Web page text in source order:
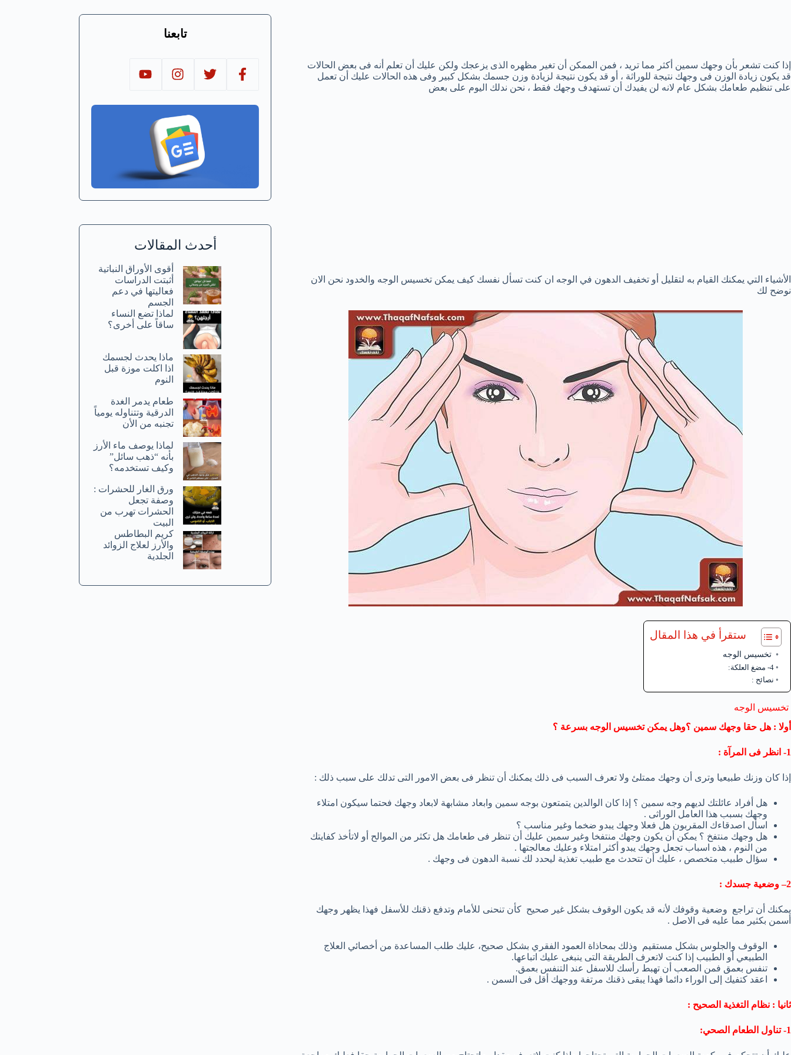
إذا كنت تشعر بأن وجهك سمين أكثر مما تريد ، فمن الممكن أن تغير مظهره الذى يزعجك ولكن عليك أن تعلم أنه فى بعض الحالات
قد يكون زيادة الوزن فى وجهك نتيجة للوراثة ، أو قد يكون نتيجة لزيادة وزن جسمك بشكل كبير وفى هذه الحالات عليك أن تعمل
على تنظيم طعامك بشكل عام لانه لن يفيدك أن تستهدف وجهك فقط ، نحن ندلك اليوم على بعض
الأشياء التي يمكنك القيام به لتقليل أو تخفيف الدهون في الوجه ان كنت تسأل نفسك كيف يمكن تخسيس الوجه والخدود نحن الان
نوضح لك
ستقرأ في هذا المقال
تخسيس الوجه
4- مضغ العلكة:
نصائح :
تخسيس الوجه
أولا : هل حقا وجهك سمين ؟وهل يمكن تخسيس الوجه بسرعة ؟
1- انظر فى المرآة :
إذا كان وزنك طبيعيا وترى أن وجهك ممتلئ ولا تعرف السبب فى ذلك يمكنك أن تنظر فى بعض الامور التى تدلك على سبب ذلك :
هل أفراد عائلتك لديهم وجه سمين ؟ إذا كان الوالدين يتمتعون بوجه سمين وابعاد مشابهة لابعاد وجهك فحتما سيكون امتلاء
وجهك بسبب هذا العامل الوراثى .
اسأل اصدقاءك المقربون هل فعلا وجهك يبدو ضخما وغير مناسب ؟
هل وجهك منتفخ ؟ يمكن أن يكون وجهك منتفخا وغير سمين عليك أن تنظر فى طعامك هل تكثر من الموالح أو لاتأخذ كفايتك
من النوم ، هذه اسباب تجعل وجهك يبدو أكثر امتلاء وعليك معالجتها .
سؤال طبيب متخصص ، عليك أن تتحدث مع طبيب تغذية ليحدد لك نسبة الدهون فى وجهك .
2– وضعية جسدك :
يمكنك أن تراجع وضعية وقوفك لأنه قد يكون الوقوف بشكل غير صحيح كأن تنحنى للأمام وتدفع ذقنك للأسفل فهذا يظهر وجهك
أسمن بكثير مما عليه فى الاصل .
الوقوف و الجلوس بشكل مستقيم وذلك بمحاذاة العمود الفقري بشكل صحيح، عليك طلب المساعدة من أخصائي العلاج
الطبيعي أو الطبيب إذا كنت لاتعرف الطريقة التى ينبغى عليك اتباعها.
تنفس بعمق فمن الصعب أن تهبط رأسك للاسفل عند التنفس بعمق.
اعقد كتفيك إلى الوراء دائما فهذا يبقى ذقنك مرتفة ووجهك أقل فى السمن .
ثانيا : نظام التغذية الصحيح :
1- تناول الطعام الصحي:
تابعنا
أحدث المقالات
أقوى الأوراق النباتية
أثبتت الدراسات
فعاليتها في دعم
الجسم
لماذا تضع النساء
ساقاً على أخرى؟
ماذا يحدث لجسمك
اذا اكلت موزة قبل
النوم
طعام يدمر الغدة
الدرقية وتتناوله يومياً
تجنبه من الأن
لماذا يوصف ماء الأرز
بأنه “ذهب سائل”
وكيف تستخدمه؟
ورق الغار للحشرات :
وصفة تجعل
الحشرات تهرب من
البيت
كريم البطاطس
والأرز لعلاج الزوائد
الجلدية